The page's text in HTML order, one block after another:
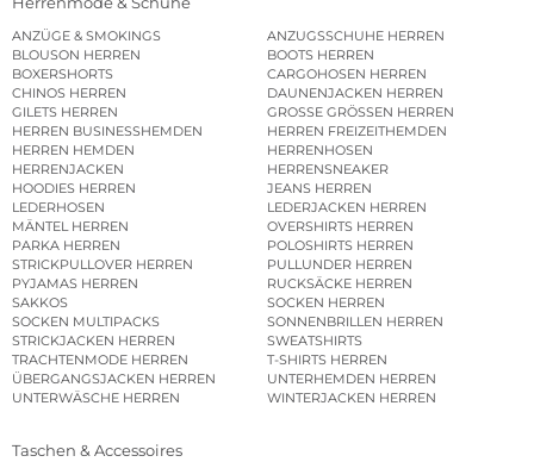
ANZÜGE & SMOKINGS
ANZUGSSCHUHE HERREN
BLOUSON HERREN
BOOTS HERREN
BOXERSHORTS
CARGOHOSEN HERREN
CHINOS HERREN
DAUNENJACKEN HERREN
GILETS HERREN
GROSSE GRÖSSEN HERREN
HERREN BUSINESSHEMDEN
HERREN FREIZEITHEMDEN
HERREN HEMDEN
HERRENHOSEN
HERRENJACKEN
HERRENSNEAKER
HOODIES HERREN
JEANS HERREN
LEDERHOSEN
LEDERJACKEN HERREN
MÄNTEL HERREN
OVERSHIRTS HERREN
PARKA HERREN
POLOSHIRTS HERREN
STRICKPULLOVER HERREN
PULLUNDER HERREN
PYJAMAS HERREN
RUCKSÄCKE HERREN
SAKKOS
SOCKEN HERREN
SOCKEN MULTIPACKS
SONNENBRILLEN HERREN
STRICKJACKEN HERREN
SWEATSHIRTS
TRACHTENMODE HERREN
T-SHIRTS HERREN
ÜBERGANGSJACKEN HERREN
UNTERHEMDEN HERREN
UNTERWÄSCHE HERREN
WINTERJACKEN HERREN
Taschen & Accessoires